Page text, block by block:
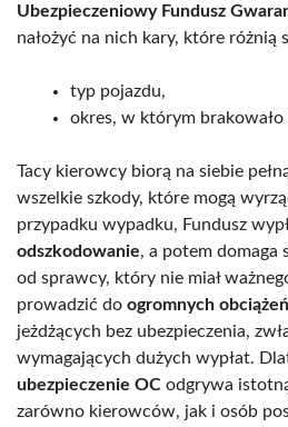
Ubezpieczeniowy Fundusz
nałożyć na nich kary, które różnią
typ pojazdu,
okres, w którym brakowało
Tacy kierowcy biorą na siebie
wszelkie szkody, które mogą
przypadku wypadku, Fundusz
odszkodowanie, a potem
od sprawcy, który nie miał
prowadzić do ogromnych
jeżdżących bez ubezpieczenia,
wymagających dużych wypłat.
ubezpieczenie OC odgrywa
zarówno kierowców, jak i osób